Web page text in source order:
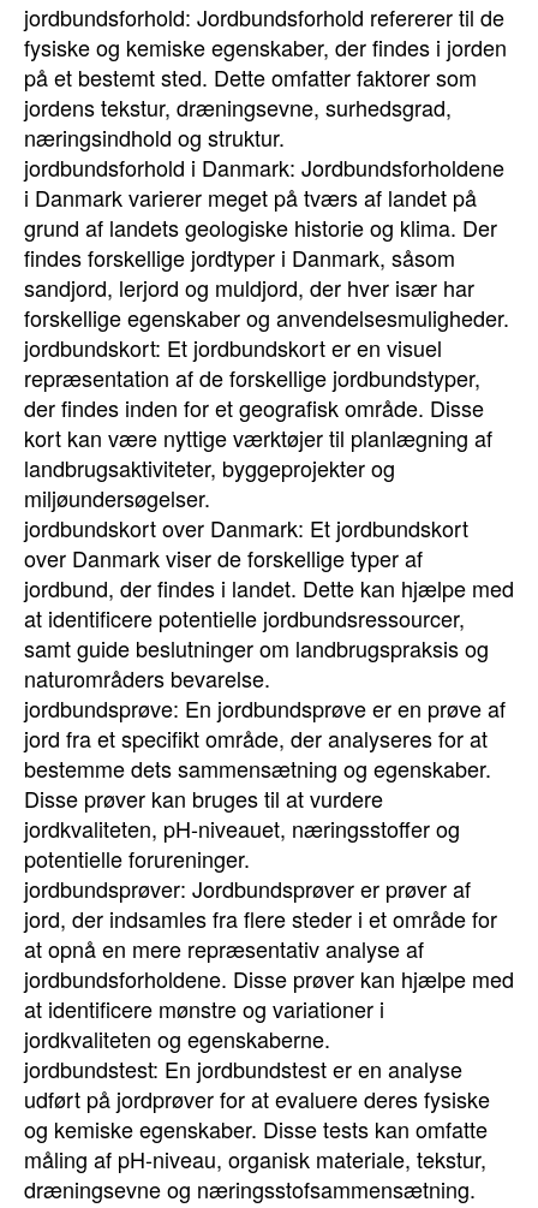
jordbundsforhold: Jordbundsforhold refererer til de
fysiske og kemiske egenskaber, der findes i jorden
på et bestemt sted. Dette omfatter faktorer som
jordens tekstur, dræningsevne, surhedsgrad,
næringsindhold og struktur.
jordbundsforhold i Danmark: Jordbundsforholdene
i Danmark varierer meget på tværs af landet på
grund af landets geologiske historie og klima. Der
findes forskellige jordtyper i Danmark, såsom
sandjord, lerjord og muldjord, der hver især har
forskellige egenskaber og anvendelsesmuligheder.
jordbundskort: Et jordbundskort er en visuel
repræsentation af de forskellige jordbundstyper,
der findes inden for et geografisk område. Disse
kort kan være nyttige værktøjer til planlægning af
landbrugsaktiviteter, byggeprojekter og
miljøundersøgelser.
jordbundskort over Danmark: Et jordbundskort
over Danmark viser de forskellige typer af
jordbund, der findes i landet. Dette kan hjælpe med
at identificere potentielle jordbundsressourcer,
samt guide beslutninger om landbrugspraksis og
naturområders bevarelse.
jordbundsprøve: En jordbundsprøve er en prøve af
jord fra et specifikt område, der analyseres for at
bestemme dets sammensætning og egenskaber.
Disse prøver kan bruges til at vurdere
jordkvaliteten, pH-niveauet, næringsstoffer og
potentielle forureninger.
jordbundsprøver: Jordbundsprøver er prøver af
jord, der indsamles fra flere steder i et område for
at opnå en mere repræsentativ analyse af
jordbundsforholdene. Disse prøver kan hjælpe med
at identificere mønstre og variationer i
jordkvaliteten og egenskaberne.
jordbundstest: En jordbundstest er en analyse
udført på jordprøver for at evaluere deres fysiske
og kemiske egenskaber. Disse tests kan omfatte
måling af pH-niveau, organisk materiale, tekstur,
dræningsevne og næringsstofsammensætning.